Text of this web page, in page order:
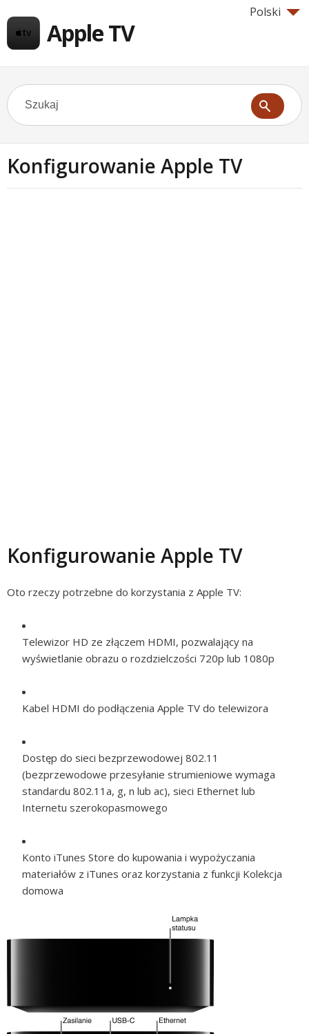
Polski
Apple TV
Konfigurowanie Apple TV
Konfigurowanie Apple TV
Oto rzeczy potrzebne do korzystania z Apple TV:
Telewizor HD ze złączem HDMI, pozwalający na
wyświetlanie obrazu o rozdzielczości 720p lub 1080p
Kabel HDMI do podłączenia Apple TV do telewizora
Dostęp do sieci bezprzewodowej 802.11
(bezprzewodowe przesyłanie strumieniowe wymaga
standardu 802.11a, g, n lub ac), sieci Ethernet lub
Internetu szerokopasmowego
Konto iTunes Store do kupowania i wypożyczania
materiałów z iTunes oraz korzystania z funkcji Kolekcja
domowa